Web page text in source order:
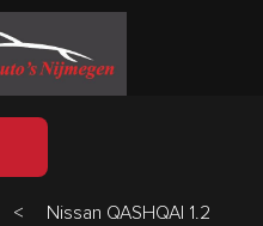
<
Nissan QASHQAI 1.2